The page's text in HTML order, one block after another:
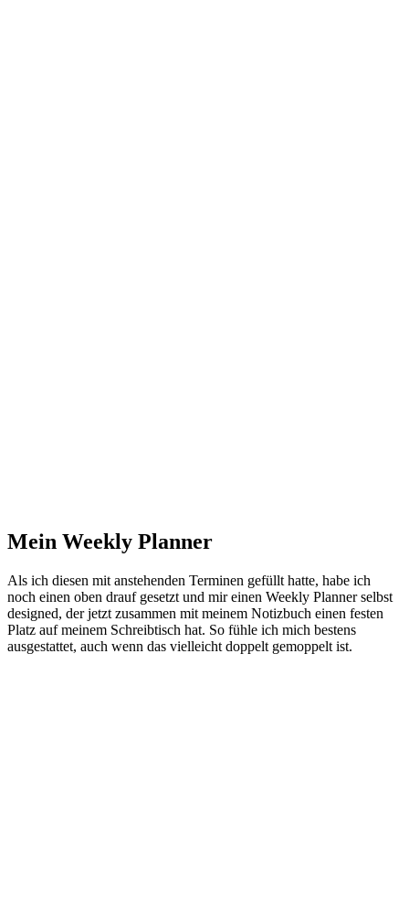
Mein Weekly Planner
Als ich diesen mit anstehenden Terminen gefüllt hatte, habe ich
noch einen oben drauf gesetzt und mir einen Weekly Planner selbst
designed, der jetzt zusammen mit meinem Notizbuch einen festen
Platz auf meinem Schreibtisch hat. So fühle ich mich bestens
ausgestattet, auch wenn das vielleicht doppelt gemoppelt ist.